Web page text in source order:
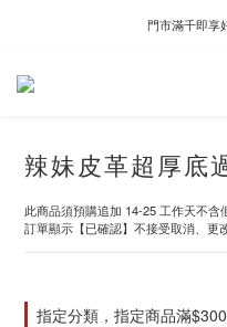
新自製款系列首批限
門市滿千即享
新自製款系列首批限
辣妹皮革超厚底
此商品須預購追加 14-25 工作天不含
訂單顯示【已確認】不接受取消、更
指定分類，指定商品滿